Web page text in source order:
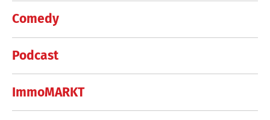
Comedy
Podcast
ImmoMARKT